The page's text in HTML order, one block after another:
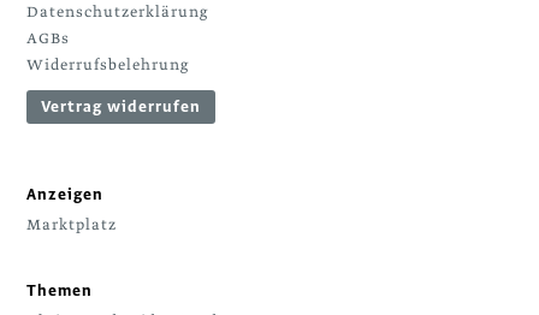
Datenschutzerklärung
AGBs
Widerrufsbelehrung
Vertrag widerrufen
Anzeigen
Marktplatz
Themen